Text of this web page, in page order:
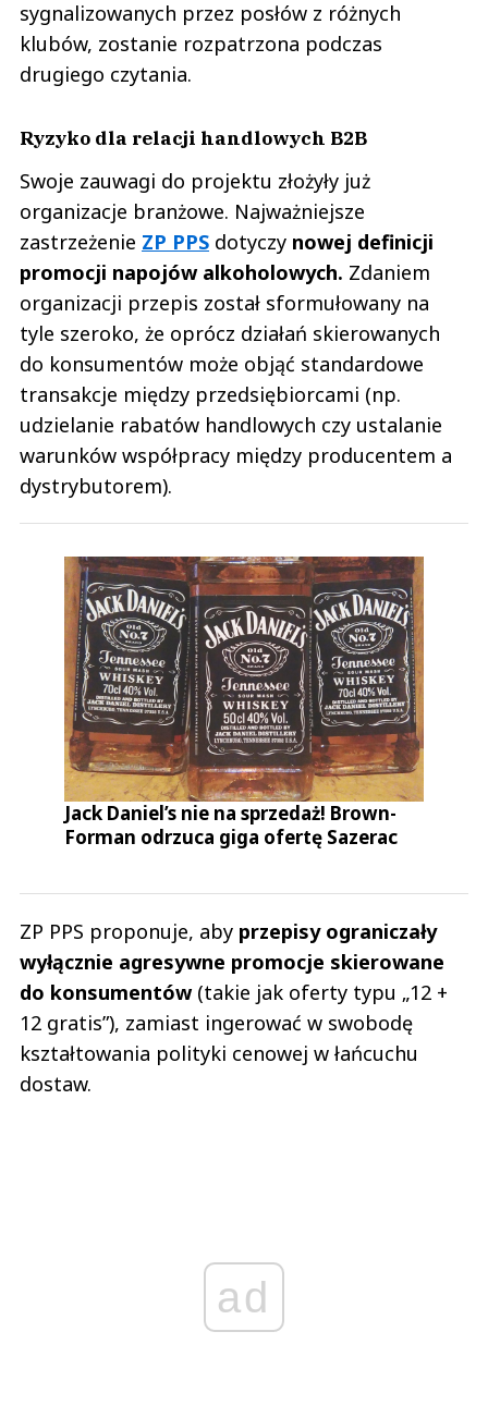
sygnalizowanych przez posłów z różnych
klubów, zostanie rozpatrzona podczas
drugiego czytania.
Ryzyko dla relacji handlowych B2B
Swoje zauwagi do projektu złożyły już
organizacje branżowe. Najważniejsze
zastrzeżenie ZP PPS dotyczy nowej definicji
promocji napojów alkoholowych. Zdaniem
organizacji przepis został sformułowany na
tyle szeroko, że oprócz działań skierowanych
do konsumentów może objąć standardowe
transakcje między przedsiębiorcami (np.
udzielanie rabatów handlowych czy ustalanie
warunków współpracy między producentem a
dystrybutorem).
Jack Daniel’s nie na sprzedaż! Brown-
Forman odrzuca giga ofertę Sazerac
ZP PPS proponuje, aby przepisy ograniczały
wyłącznie agresywne promocje skierowane
do konsumentów(takie jak oferty typu „12 +
12 gratis”), zamiast ingerować w swobodę
kształtowania polityki cenowej w łańcuchu
dostaw.
ad